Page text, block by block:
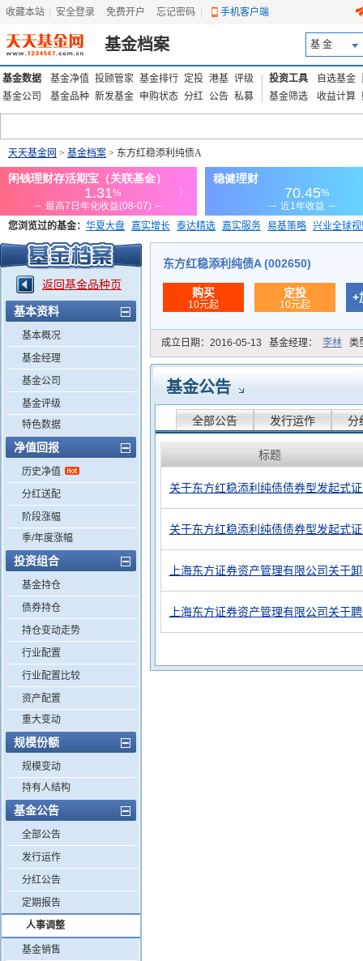
收藏本站 安全登录 免费开户 忘记密码 手机客户端
基金档案 基 金
基金数据 基金净值 投顾管家 基金排行 定投 港基 评级
基金公司
基金品种 新发基金 申购状态 分红 公告 私募
投资工具 自选基金
基金筛选
收益计算
天天基金网 > 基金档案 > 东方红稳添利纯债A
您浏览过的基金： 华夏大盘 嘉实增长 泰达精选 嘉实服务 易基策略 兴业全球
添富优势 华安宏利 上证180价值ETF
返回基金品种页
基本资料
基本概况
基金经理
基金公司
基金评级
特色数据
净值回报
历史净值
分红送配
阶段涨幅
季/年度涨幅
投资组合
基金持仓
债券持仓
持仓变动走势
行业配置
行业配置比较
资产配置
重大变动
规模份额
规模变动
持有人结构
基金公告
全部公告
发行运作
分红公告
定期报告
人事调整
基金销售
东方红稳添利纯债A (002650)
购买
10元起
定投
10元起
+
成立日期： 2016-05-13 基金经理： 李林 类
基金公告
全部公告 发行运作 分
标题
关于东方红稳添利纯债债券型发起式
关于东方红稳添利纯债债券型发起式
上海东方证券资产管理有限公司关于
上海东方证券资产管理有限公司关于